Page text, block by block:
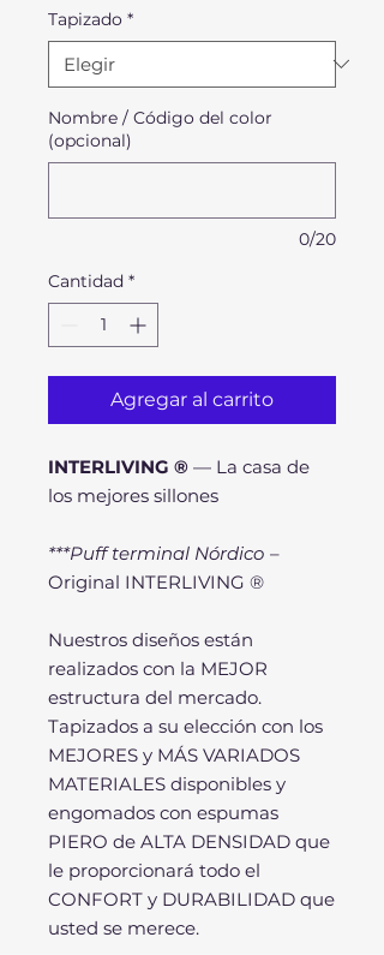
Tapizado *
Nombre / Código del color
(opcional)
0/20
Cantidad *
Agregar al carrito
INTERLIVING ® — La casa de
los mejores sillones
***Puff terminal Nórdico –
Original INTERLIVING ®
Nuestros diseños están
realizados con la MEJOR
estructura del mercado.
Tapizados a su elección con los
MEJORES y MÁS VARIADOS
MATERIALES disponibles y
engomados con espumas
PIERO de ALTA DENSIDAD que
le proporcionará todo el
CONFORT y DURABILIDAD que
usted se merece.